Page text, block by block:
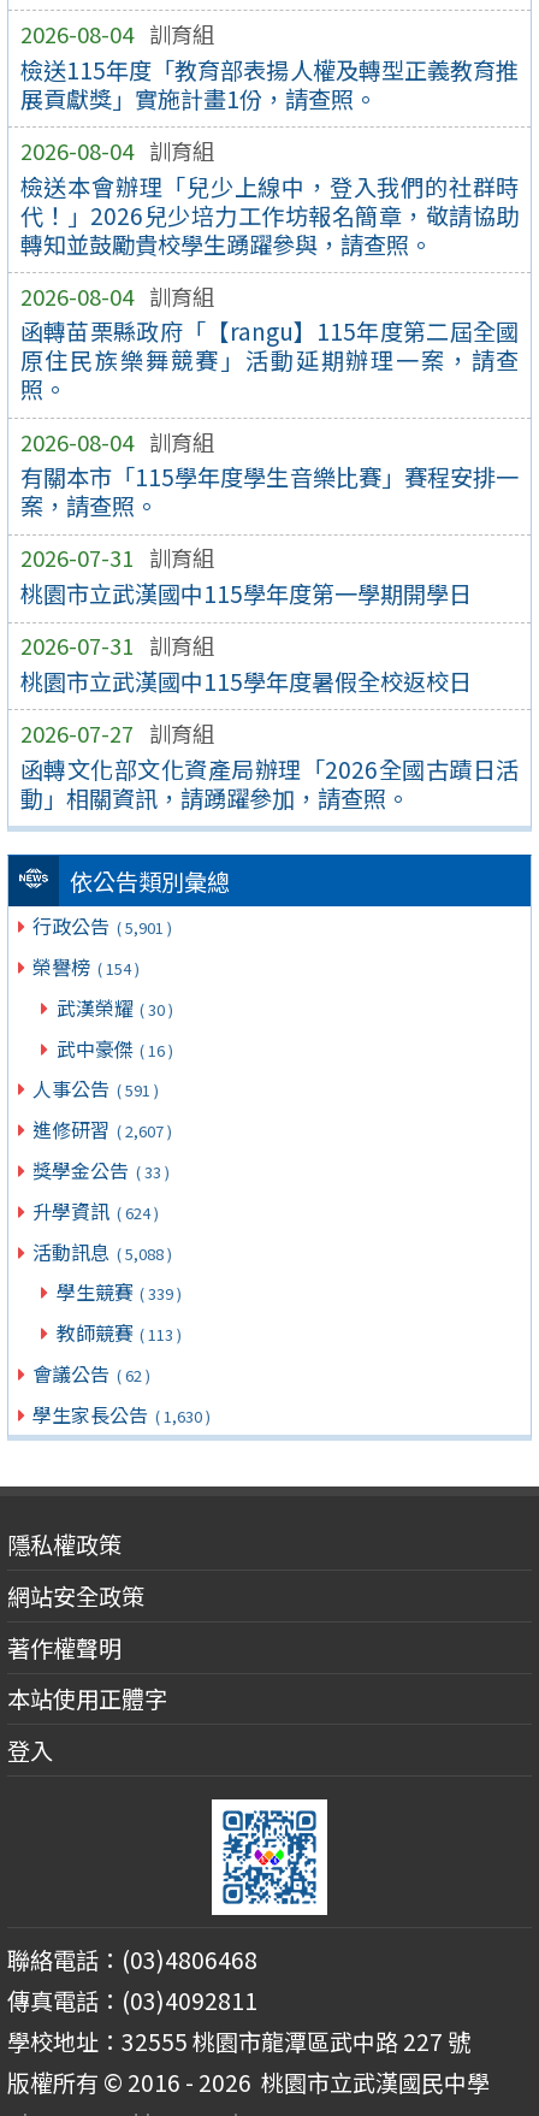
2026-08-04 訓育組
檢送115年度「教育部表揚人權及轉型正義教育推
展貢獻獎」實施計畫1份，請查照。
2026-08-04 訓育組
檢送本會辦理「兒少上線中，登入我們的社群時
代！」2026兒少培力工作坊報名簡章，敬請協助
轉知並鼓勵貴校學生踴躍參與，請查照。
2026-08-04 訓育組
函轉苗栗縣政府「【rangu】115年度第二屆全國
原住民族樂舞競賽」活動延期辦理一案，請查
照。
2026-08-04 訓育組
有關本市「115學年度學生音樂比賽」賽程安排一
案，請查照。
2026-07-31 訓育組
桃園市立武漢國中115學年度第一學期開學日
2026-07-31 訓育組
桃園市立武漢國中115學年度暑假全校返校日
2026-07-27 訓育組
函轉文化部文化資產局辦理「2026全國古蹟日活
動」相關資訊，請踴躍參加，請查照。
依公告類別彙總
行政公告 ( 5,901 )
榮譽榜 ( 154 )
武漢榮耀 ( 30 )
武中豪傑 ( 16 )
人事公告 ( 591 )
進修研習 ( 2,607 )
獎學金公告 ( 33 )
升學資訊 ( 624 )
活動訊息 ( 5,088 )
學生競賽 ( 339 )
教師競賽 ( 113 )
會議公告 ( 62 )
學生家長公告 ( 1,630 )
隱私權政策
網站安全政策
著作權聲明
本站使用正體字
登入
聯絡電話：(03)4806468
傳真電話：(03)4092811
學校地址：32555 桃園市龍潭區武中路 227 號
版權所有 © 2016 - 2026 桃園市立武漢國民中學